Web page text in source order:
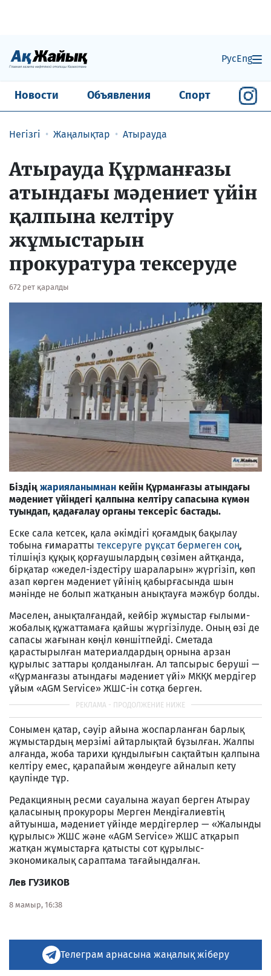
РусEng
Новости Объявления Спорт
Негізгі Жаңалықтар Атырауда
​Атырауда Құрманғазы
атындағы мәдениет үйін
қалпына келтіру
жұмыстарын
прокуратура тексеруде
672 рет қаралды
Біздің жарияланымнан кейін Құрманғазы атындағы
мәдениет үйіндегі қалпына келтіру сапасына күмән
туындап, қадағалау органы тексеріс бастады.
Еске сала кетсек, қала әкімдігі қоғамдық бақылау
тобына ғимаратты тексеруге рұқсат бермеген соң,
тілшіңіз құқық қорғаушылардың сөзімен айтқанда,
бірқатар «жедел-іздестіру шараларын» жүргізіп, көп
азап көрген мәдениет үйінің қабырғасында шын
мәнінде не болып жатқанын анықтауға мәжбүр болды.
Мәселен, анықталғандай, кейбір жұмыстар ғылыми-
жобалық құжаттамаға қайшы жүргізілуде. Оның өзі де
сапасы жағынан көңіл көншітпейді. Сметада
қарастырылған материалдардың орнына арзан
құрылыс заттары қолданылған. Ал тапсырыс беруші —
«Құрманғазы атындағы мәдениет үйі» МКҚК мердігер
ұйым «AGM Service» ЖШС-ін сотқа берген.
Сонымен қатар, сәуір айына жоспарланған барлық
жұмыстардың мерзімі айтарлықтай бұзылған. Жалпы
алғанда, жоба тарихи құндылығын сақтайтын қалпына
келтіру емес, қарапайым жөндеуге айналып кету
қаупінде тұр.
Редакцияның ресми сауалына жауап берген Атырау
қаласының прокуроры Мерген Мендіғалиевтің
айтуынша, мәдениет үйінде мердігерлер — «Жалынды
құрылыс» ЖШС және «AGM Service» ЖШС атқарып
жатқан жұмыстарға қатысты сот құрылыс-
экономикалық сараптама тағайындалған.
Лев ГУЗИКОВ
8 мамыр, 16:38
Телеграм арнасына жаңалық жіберу